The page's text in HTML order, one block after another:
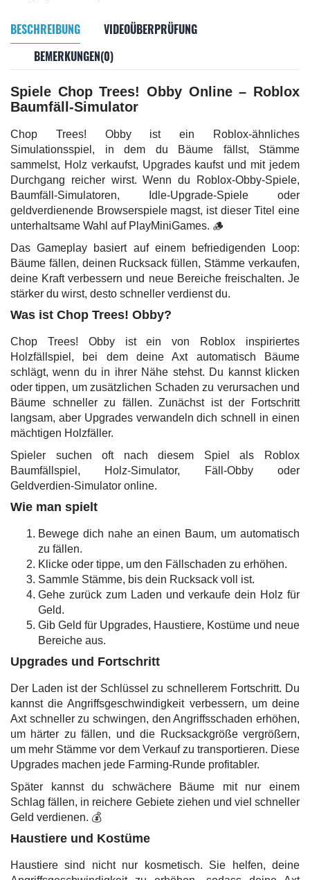
BESCHREIBUNG
VIDEOÜBERPRÜFUNG
BEMERKUNGEN(0)
Spiele Chop Trees! Obby Online – Roblox
Baumfäll-Simulator
Chop Trees! Obby ist ein Roblox-ähnliches
Simulationsspiel, in dem du Bäume fällst, Stämme
sammelst, Holz verkaufst, Upgrades kaufst und mit jedem
Durchgang reicher wirst. Wenn du Roblox-Obby-Spiele,
Baumfäll-Simulatoren, Idle-Upgrade-Spiele oder
geldverdienende Browserspiele magst, ist dieser Titel eine
unterhaltsame Wahl auf PlayMiniGames. 🪵
Das Gameplay basiert auf einem befriedigenden Loop:
Bäume fällen, deinen Rucksack füllen, Stämme verkaufen,
deine Kraft verbessern und neue Bereiche freischalten. Je
stärker du wirst, desto schneller verdienst du.
Was ist Chop Trees! Obby?
Chop Trees! Obby ist ein von Roblox inspiriertes
Holzfällspiel, bei dem deine Axt automatisch Bäume
schlägt, wenn du in ihrer Nähe stehst. Du kannst klicken
oder tippen, um zusätzlichen Schaden zu verursachen und
Bäume schneller zu fällen. Zunächst ist der Fortschritt
langsam, aber Upgrades verwandeln dich schnell in einen
mächtigen Holzfäller.
Spieler suchen oft nach diesem Spiel als Roblox
Baumfällspiel, Holz-Simulator, Fäll-Obby oder
Geldverdien-Simulator online.
Wie man spielt
Bewege dich nahe an einen Baum, um automatisch
zu fällen.
Klicke oder tippe, um den Fällschaden zu erhöhen.
Sammle Stämme, bis dein Rucksack voll ist.
Gehe zurück zum Laden und verkaufe dein Holz für
Geld.
Gib Geld für Upgrades, Haustiere, Kostüme und neue
Bereiche aus.
Upgrades und Fortschritt
Der Laden ist der Schlüssel zu schnellerem Fortschritt. Du
kannst die Angriffsgeschwindigkeit verbessern, um deine
Axt schneller zu schwingen, den Angriffsschaden erhöhen,
um härter zu fällen, und die Rucksackgröße vergrößern,
um mehr Stämme vor dem Verkauf zu transportieren. Diese
Upgrades machen jede Farming-Runde profitabler.
Später kannst du schwächere Bäume mit nur einem
Schlag fällen, in reichere Gebiete ziehen und viel schneller
Geld verdienen. 💰
Haustiere und Kostüme
Haustiere sind nicht nur kosmetisch. Sie helfen, deine